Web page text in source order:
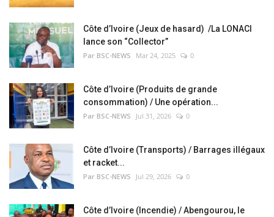
Côte d’Ivoire (Jeux de hasard) /La LONACI
lance son “Collector”
Par BSC-NEWS Mar 24, 2025 0
Côte d’Ivoire (Produits de grande
consommation) / Une opération...
Par BSC-NEWS Jul 31, 2026 0
Côte d’Ivoire (Transports) / Barrages illégaux
et racket...
Par BSC-NEWS Jul 29, 2026 0
Côte d’Ivoire (Incendie) / Abengourou, le